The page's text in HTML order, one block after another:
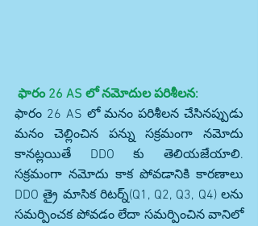
ఫారం 26 AS లో నమోదుల పరిశీలన:
ఫారం 26 AS లో మనం పరిశీలన చేసినప్పుడు
మనం చెల్లించిన పన్ను సక్రమంగా నమోదు
కానట్లయితే DDO కు తెలియజేయాలి.
సక్రమంగా నమోదు కాక పోవడానికి కారణాలు
DDO త్రై మాసిక రిటర్న్(Q1, Q2, Q3, Q4) లను
సమర్పించక పోవడం లేదా సమర్పించిన వానిలో